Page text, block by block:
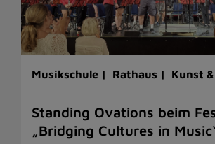
Musikschule | Rathaus | Kunst
Standing Ovations beim
„Bridging Cultures in